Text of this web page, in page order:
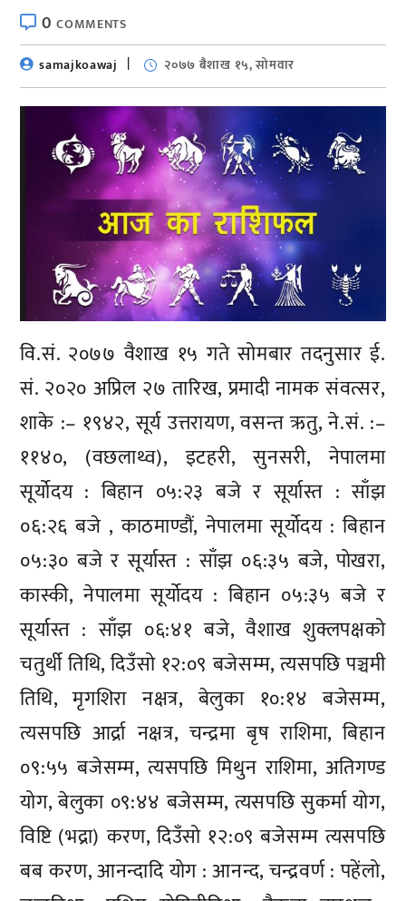
0COMMENTS
samajkoawaj
२०७७ बैशाख १५, सोमवार
वि.सं. २०७७ वैशाख १५ गते सोमबार तदनुसार ई.
सं. २०२० अप्रिल २७ तारिख, प्रमादी नामक संवत्सर,
शाके :– १९४२, सूर्य उत्तरायण, वसन्त ऋतु, ने.सं. :–
११४०, (वछलाथ्व), इटहरी, सुनसरी, नेपालमा
सूर्योदय : बिहान ०५:२३ बजे र सूर्यास्त : साँझ
०६:२६ बजे , काठमाण्डौं, नेपालमा सूर्योदय : बिहान
०५:३० बजे र सूर्यास्त : साँझ ०६:३५ बजे, पोखरा,
कास्की, नेपालमा सूर्योदय : बिहान ०५:३५ बजे र
सूर्यास्त : साँझ ०६:४१ बजे, वैशाख शुक्लपक्षको
चतुर्थी तिथि, दिउँसो १२:०९ बजेसम्म, त्यसपछि पञ्चमी
तिथि, मृगशिरा नक्षत्र, बेलुका १०:१४ बजेसम्म,
त्यसपछि आर्द्रा नक्षत्र, चन्द्रमा बृष राशिमा, बिहान
०९:५५ बजेसम्म, त्यसपछि मिथुन राशिमा, अतिगण्ड
योग, बेलुका ०९:४४ बजेसम्म, त्यसपछि सुकर्मा योग,
विष्टि (भद्रा) करण, दिउँसो १२:०९ बजेसम्म त्यसपछि
बब करण, आनन्दादि योग : आनन्द, चन्द्रवर्ण : पहेंलो,